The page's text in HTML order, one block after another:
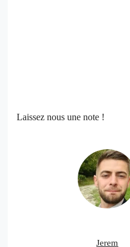
Laissez nous une note !
Jerem